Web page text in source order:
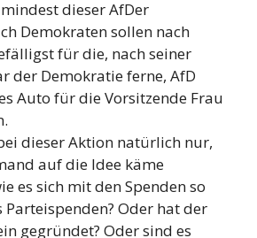
dieser AfDer
Demokraten sollen nach
für die, nach seiner
der Demokratie ferne, AfD
Auto für die Vorsitzende Frau
dieser Aktion natürlich nur,
auf die Idee käme
es sich mit den Spenden so
Parteispenden? Oder hat der
gegründet? Oder sind es